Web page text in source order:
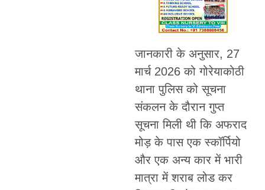
जानकारी के अनुसार, 27
मार्च 2026 को गोरेयाकोठी
थाना पुलिस को सूचना
संकलन के दौरान गुप्त
सूचना मिली थी कि अफराद
मोड़ के पास एक स्कॉर्पियो
और एक अन्य कार में भारी
मात्रा में शराब लोड कर